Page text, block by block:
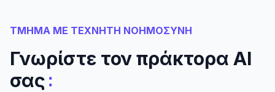
ΤΜΗΜΑ ΜΕ ΤΕΧΝΗΤΗ ΝΟΗΜΟΣΥΝΗ
Γνωρίστε τον πράκτορα AI
σας: